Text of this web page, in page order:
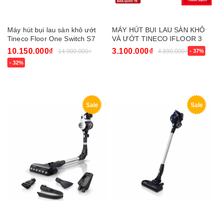
Máy hút bụi lau sàn khô ướt
Tineco Floor One Switch S7
Stretch
10.150.000₫ 14.900.000₫
- 32%
MÁY HÚT BỤI LAU SÀN KHÔ
VÀ ƯỚT TINECO IFLOOR 3
BREEZE COMPLETE – BẢN
QUỐC TẾ
3.100.000₫ 4.890.000₫ - 37%
Sale Sale